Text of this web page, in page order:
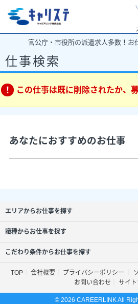
官公庁・市役所の派遣求人多数！お
仕事検索
この仕事は既に削除されたか、
あなたにおすすめのお仕事
エリアからお仕事を探す
職種からお仕事を探す
こだわり条件からお仕事を探す
TOP 会社概要 プライバシーポリシー
お問い合わせ
サイ
© 2026 CAREERLINK All